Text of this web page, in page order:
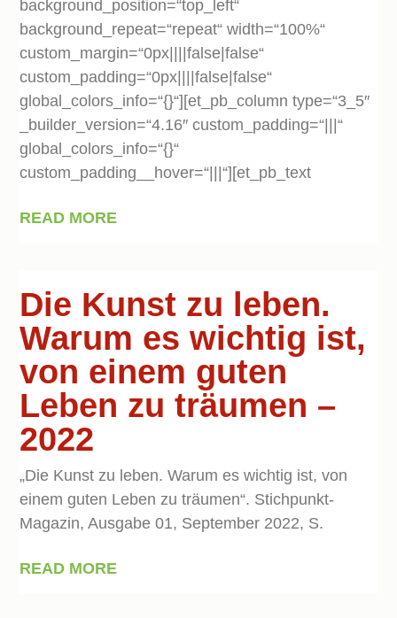
background_position=“top_left“
background_repeat=“repeat“ width=“100%“
custom_margin=“0px||||false|false“
custom_padding=“0px||||false|false“
global_colors_info=“{}“][et_pb_column type=“3_5″
_builder_version=“4.16″ custom_padding=“|||“
global_colors_info=“{}“
custom_padding__hover=“|||“][et_pb_text
READ MORE
Die Kunst zu leben.
Warum es wichtig ist,
von einem guten
Leben zu träumen –
2022
„Die Kunst zu leben. Warum es wichtig ist, von
einem guten Leben zu träumen“. Stichpunkt-
Magazin, Ausgabe 01, September 2022, S.
READ MORE